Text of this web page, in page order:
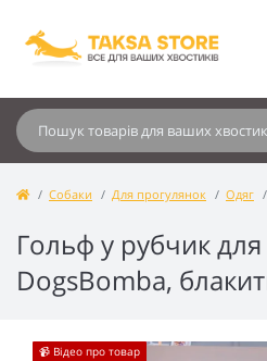
Собаки Для прогулянок Одяг
Гольф у рубчик для
DogsBomba,
📹 Відео про товар